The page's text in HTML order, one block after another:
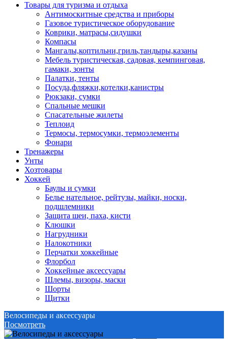
Товары для туризма и отдыха
Антимоскитные средства и приборы
Газовое туристическое оборудование
Коврики, матрасы,сидушки
Компасы
Мангалы,коптильни,гриль,тандыры,казаны
Мебель туристическая, садовая, кемпинговая,
гамаки, зонты
Палатки, тенты
Посуда,фляжки,котелки,канистры
Рюкзаки, сумки
Спальные мешки
Спасательные жилеты
Теплоид
Термосы, термосумки, термоэлементы
Фонари
Тренажеры
Унты
Хозтовары
Хоккей
Баулы и сумки
Белье нательное, рейтузы, майки, носки,
подшлемники
Защита шеи, паха, кисти
Клюшки
Нагрудники
Налокотники
Перчатки хоккейные
Флорбол
Хоккейные аксессуары
Шлемы, визоры, маски
Шорты
Щитки
Велосипеды и аксессуары
Посмотреть